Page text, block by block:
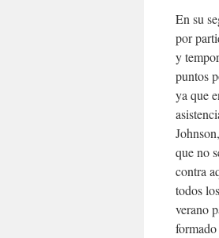
En su
por
y
puntos
ya que
que no
contra
todos
verano